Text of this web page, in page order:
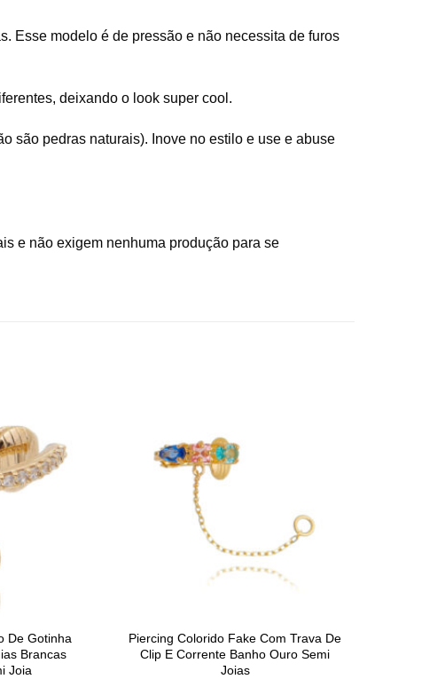
Esse modelo é de pressão e não necessita de furos
deixando o look super cool.
são pedras naturais). Inove no estilo e use e abuse
e não exigem nenhuma produção para se
De Gotinha
Brancas
Joia
Piercing Colorido Fake Com Trava De
Clip E Corrente Banho Ouro Semi
Joias